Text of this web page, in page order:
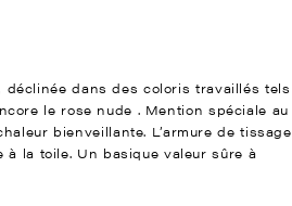
dans des coloris travaillés tels
le rose nude . Mention spéciale au
bienveillante. L’armure de tissage
la toile. Un basique valeur sûre à